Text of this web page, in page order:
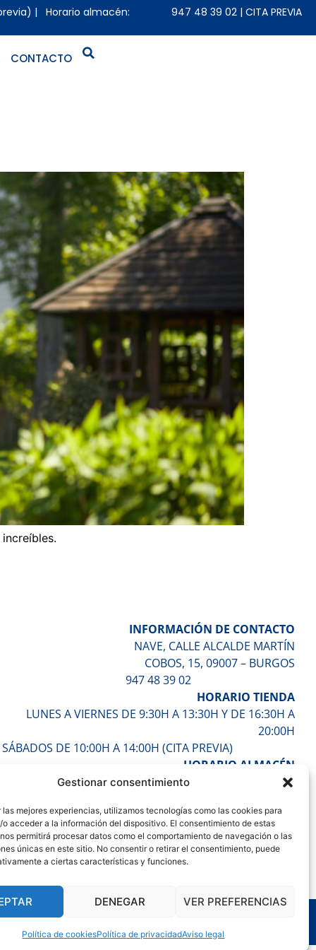
Gestionar consentimiento
las mejores experiencias, utilizamos tecnologías como las cookies para
o acceder a la información del dispositivo. El consentimiento de estas
permitirá procesar datos como el comportamiento de navegación o las
únicas en este sitio. No consentir o retirar el consentimiento, puede
a ciertas características y funciones.
DENEGAR VER PREFERENCIAS
Política de cookiesPolítica de privacidadAviso legal
| Horario almacén: 947 48 39 02| CITA PREVIA
CONTACTO
INFORMACIÓN DE CONTACTO
NAVE, CALLE ALCALDE MARTÍN
COBOS, 15, 09007 – BURGOS
947 48 39 02
HORARIO TIENDA
LUNES A VIERNES DE 9:30H A 13:30H Y DE 16:30H A
20:00H
SÁBADOS DE 10:00H A 14:00H (CITA PREVIA)
HORARIO ALMACÉN
LUNES A VIERNES DE 7:30H A 17:30H